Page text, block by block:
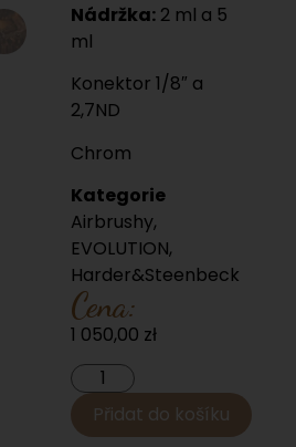
Nádržka: 2 ml a 5
ml
Konektor 1/8″ a
2,7ND
Chrom
Kategorie
Airbrushy,
EVOLUTION,
Harder&Steenbeck
Cena:
1 050,00 zł
Přidat do košíku